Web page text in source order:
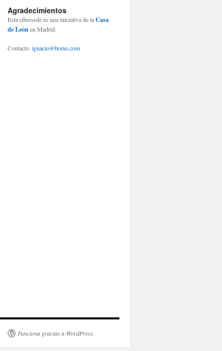
Agradecimientos
Esta cibersede es una iniciativa de laCasa
de Leónen Madrid.
Contacto:ignacio@boixo.com
Funciona gracias a WordPress.